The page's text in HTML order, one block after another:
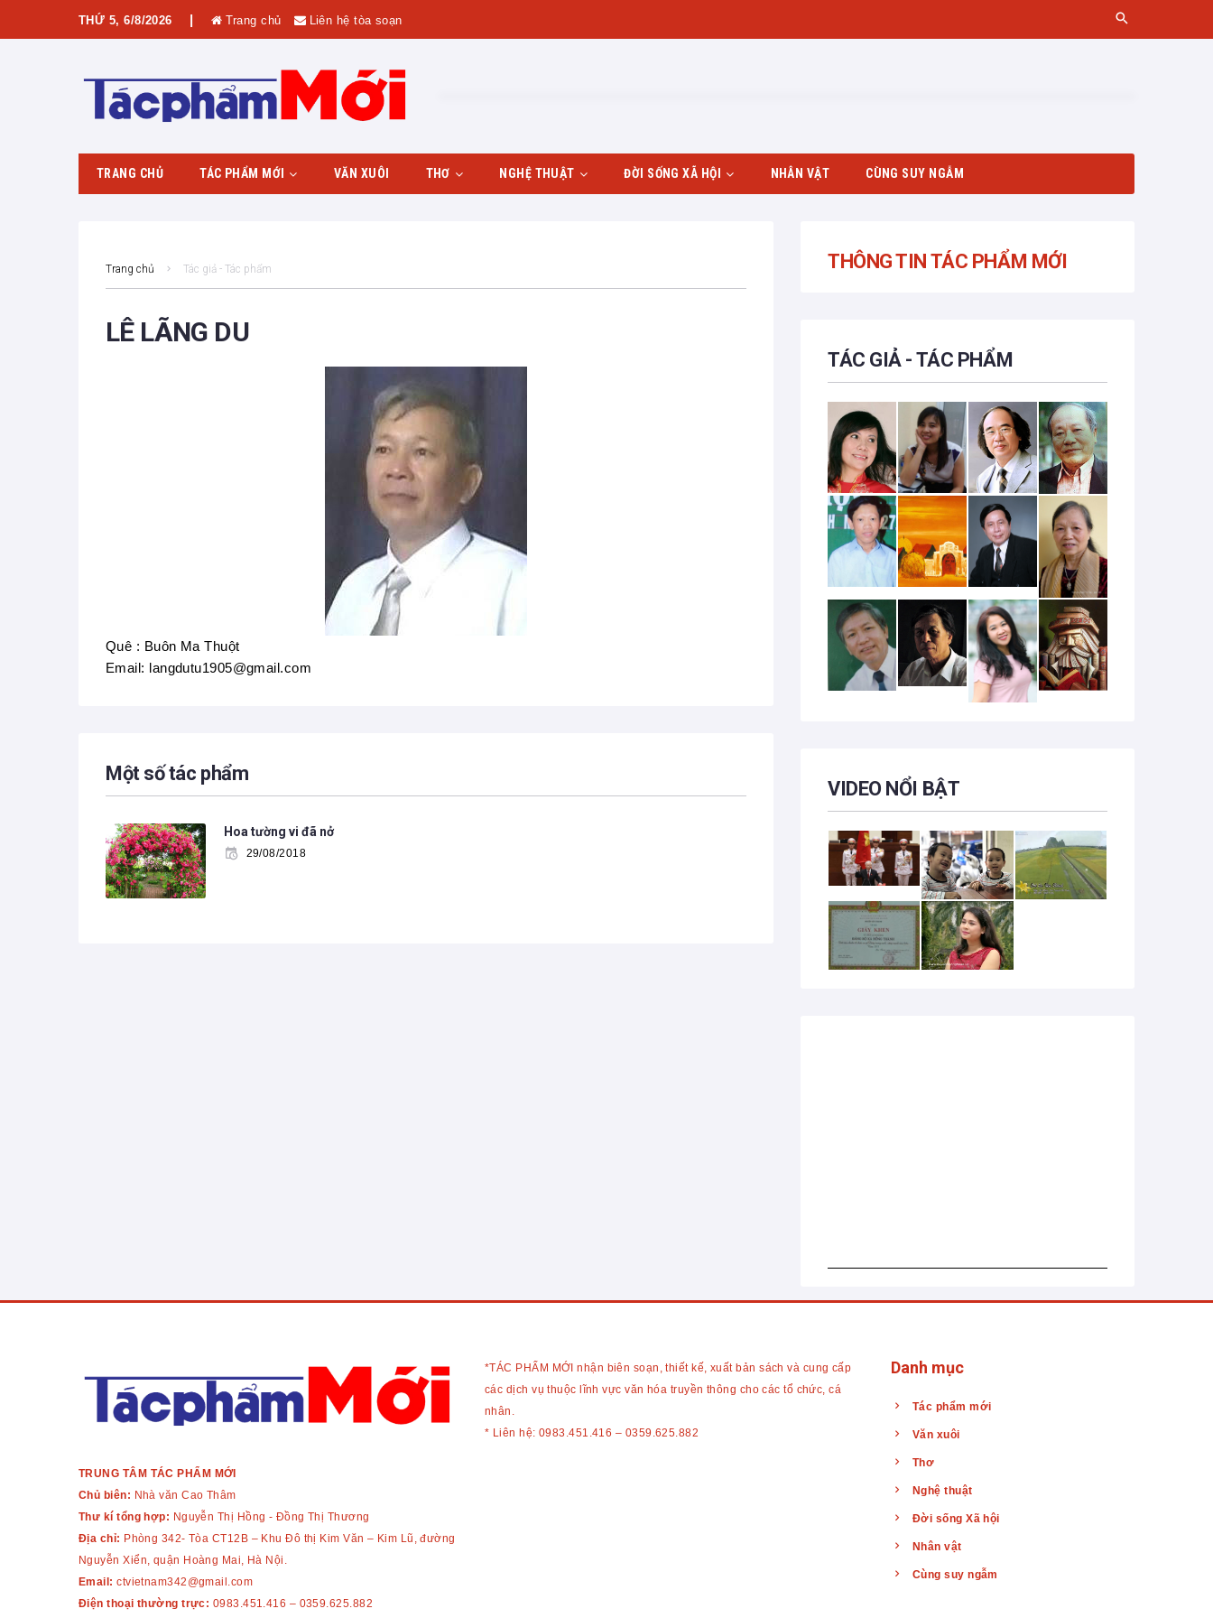
THỨ 5, 6/8/2026 | Trang chủ Liên hệ tòa soạn
TRANG CHỦ TÁC PHẨM MỚI VĂN XUÔI THƠ NGHỆ THUẬT
Nhiếp ảnh
ĐỜI SỐNG XÃ HỘI NHÂN VẬT CÙNG SUY NGẪM
Trang chủ Tác giả - Tác phẩm
LÊ LÃNG DU
Quê : Buôn Ma Thuột
Email: langdutu1905@gmail.com
Một số tác phẩm
Hoa tường vi đã nở
29/08/2018
THÔNG TIN TÁC PHẨM MỚI
TÁC GIẢ - TÁC PHẨM
VIDEO NỔI BẬT
TRUNG TÂM TÁC PHẨM MỚI
Chủ biên: Nhà văn Cao Thâm
Thư kí tổng hợp: Nguyễn Thị Hồng - Đồng Thị Thương
Địa chỉ: Phòng 342- Tòa CT12B – Khu Đô thị Kim Văn – Kim Lũ, đường
Nguyễn Xiển, quận Hoàng Mai, Hà Nội.
Email: ctvietnam342@gmail.com
Điện thoại thường trực: 0983.451.416 – 0359.625.882
*TÁC PHẨM MỚI nhận biên soạn, thiết kế, xuất bản sách và cung cấp
các dịch vụ thuộc lĩnh vực văn hóa truyền thông cho các tổ chức, cá
nhân.
* Liên hệ: 0983.451.416 – 0359.625.882
Danh mục
Tác phẩm mới
Văn xuôi
Thơ
Nghệ thuật
Đời sống Xã hội
Nhân vật
Cùng suy ngẫm